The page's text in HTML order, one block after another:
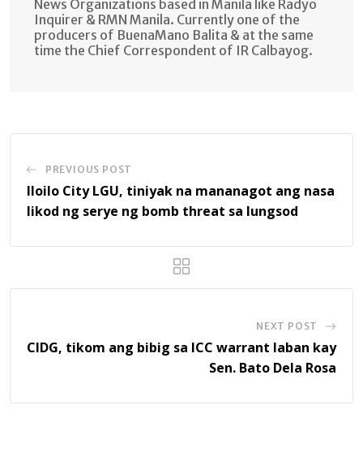
News Organizations based in Manila like Radyo
Inquirer & RMN Manila. Currently one of the
producers of BuenaMano Balita & at the same
time the Chief Correspondent of IR Calbayog.
PREVIOUS POST
Iloilo City LGU, tiniyak na mananagot ang nasa
likod ng serye ng bomb threat sa lungsod
NEXT POST
CIDG, tikom ang bibig sa ICC warrant laban kay
Sen. Bato Dela Rosa